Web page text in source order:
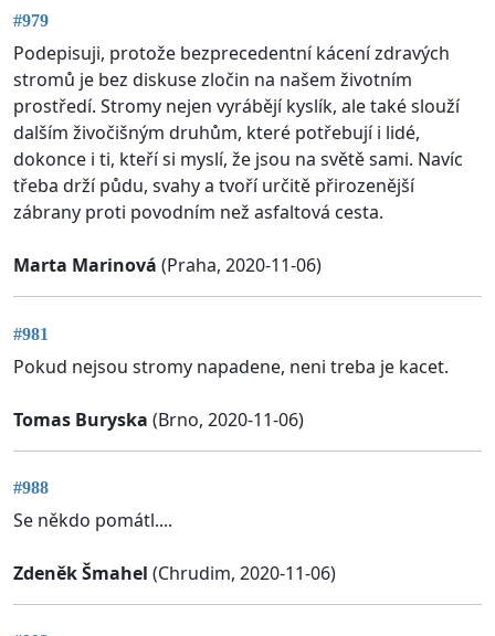
#979
Podepisuji, protože bezprecedentní kácení zdravých
stromů je bez diskuse zločin na našem životním
prostředí. Stromy nejen vyrábějí kyslík, ale také slouží
dalším živočišným druhům, které potřebují i lidé,
dokonce i ti, kteří si myslí, že jsou na světě sami. Navíc
třeba drží půdu, svahy a tvoří určitě přirozenější
zábrany proti povodním než asfaltová cesta.
Marta Marinová (Praha, 2020-11-06)
#981
Pokud nejsou stromy napadene, neni treba je kacet.
Tomas Buryska (Brno, 2020-11-06)
#988
Se někdo pomátl....
Zdeněk Šmahel (Chrudim, 2020-11-06)